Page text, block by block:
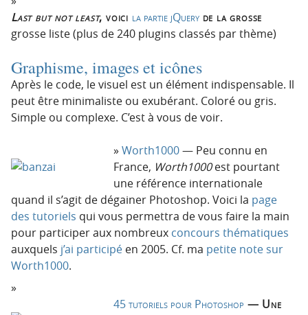
Last but not least, voici la partie jQueryde la grosse
grosse liste (plus de 240 plugins classés par thème)
Graphisme, images et icônes
Après le code, le visuel est un élément indispensable. Il
peut être minimaliste ou exubérant. Coloré ou gris.
Simple ou complexe. C’est à vous de voir.
Worth1000— Peu connu en
France, Worth1000est pourtant
une référence internationale
quand il s’agit de dégainer Photoshop. Voici la page
des tutoriels qui vous permettra de vous faire la main
pour participer aux nombreux concours thématiques
auxquels j’ai participé en 2005. Cf. ma petite note sur
Worth1000.
45 tutoriels pour Photoshop — Une